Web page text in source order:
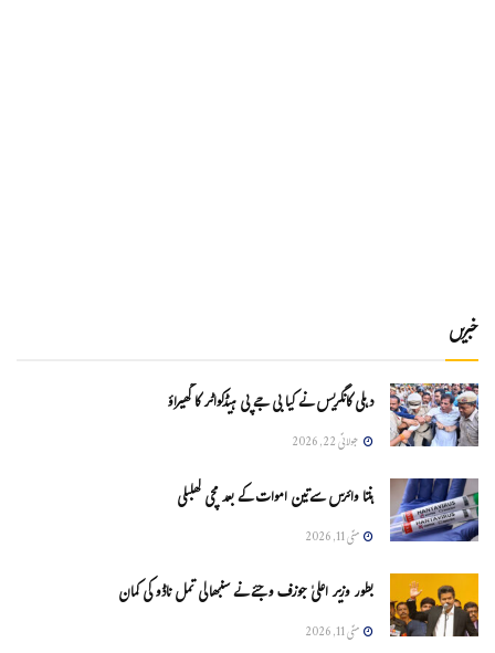
خبریں
دہلی کانگریس نے کیا بی جے پی ہیڈکواٹر کا گھیراؤ
جولائی 22, 2026
ہنتا وائرس سےتین اموات کے بعد مچی کھلبلی
مئی 11, 2026
بطور وزیر اعلیٰ جوزف وجئے نے سنبھالی تمل ناڈو کی کمان
مئی 11, 2026